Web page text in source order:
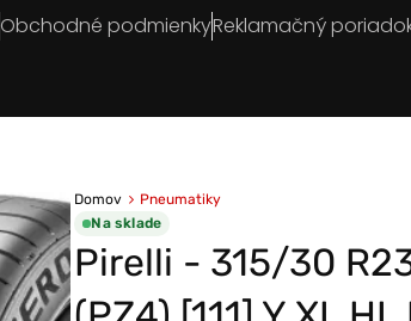
Obchodné podmienkyReklamačný
Domov
Pneumatiky
Na sklade
Pirelli - 315/30